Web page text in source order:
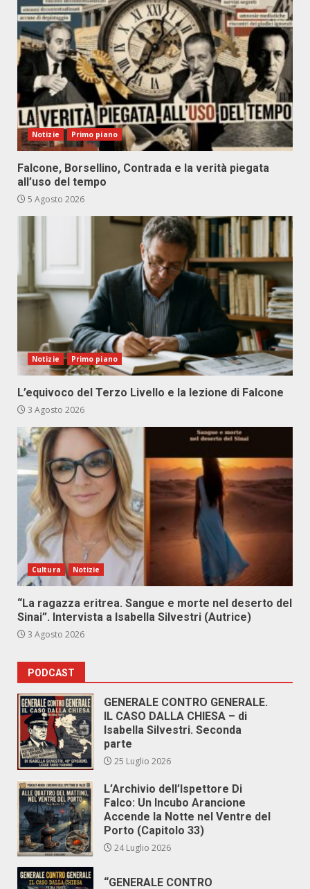
Notizie Primo piano
Falcone, Borsellino, Contrada e la verità piegata
all’uso del tempo
5 Agosto 2026
Notizie Primo piano
L’equivoco del Terzo Livello e la lezione di Falcone
3 Agosto 2026
Cultura Notizie
“La ragazza eritrea. Sangue e morte nel deserto del
Sinai”. Intervista a Isabella Silvestri (Autrice)
3 Agosto 2026
PODCAST
GENERALE CONTRO GENERALE.
IL CASO DALLA CHIESA – di
Isabella Silvestri. Seconda
parte
25 Luglio 2026
L’Archivio dell’Ispettore Di
Falco: Un Incubo Arancione
Accende la Notte nel Ventre del
Porto (Capitolo 33)
24 Luglio 2026
“GENERALE CONTRO